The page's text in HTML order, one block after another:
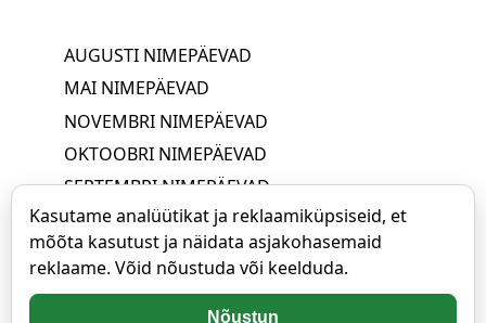
AUGUSTI NIMEPÄEVAD
MAI NIMEPÄEVAD
NOVEMBRI NIMEPÄEVAD
OKTOOBRI NIMEPÄEVAD
SEPTEMBRI NIMEPÄEVAD
JUUNI NIMEPÄEVAD
APRILLI NIMEPÄEVAD
Kasutame analüütikat ja reklaamiküpsiseid, et
mõõta kasutust ja näidata asjakohasemaid
reklaame. Võid nõustuda või keelduda.
Nõustun